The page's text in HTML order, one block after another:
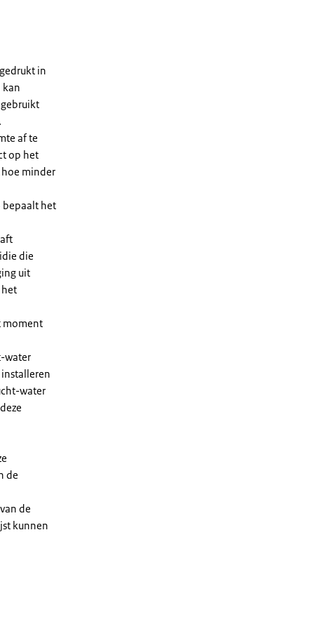
in
kan
af te
op het
hoe minder
bepaalt het
die
uit
moment
water
water
de
de
kunnen